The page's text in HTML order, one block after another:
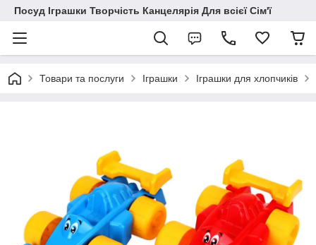
Посуд Іграшки Творчість Канцелярія Для всієї Сім'ї
Товари та послуги Іграшки Іграшки для хлопчиків